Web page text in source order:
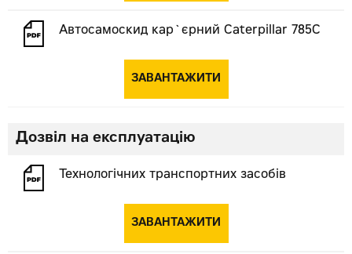
Автосамоскид кар`єрний Caterpillar 785С
ЗАВАНТАЖИТИ
Дозвіл на експлуатацію
Технологічних транспортних засобів
ЗАВАНТАЖИТИ